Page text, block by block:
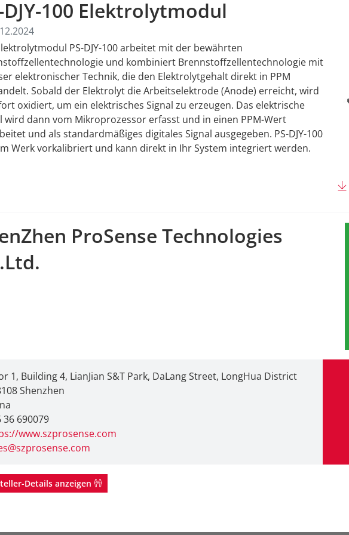
DJY-100 Elektrolytmodul
PS-DJY-100 arbeitet mit der bewährten
und kombiniert Brennstoffzellentechnologie mit
elektronischer Technik, die den Elektrolytgehalt direkt in PPM
Sobald der Elektrolyt die Arbeitselektrode (Anode) erreicht, wird
oxidiert, um ein elektrisches Signal zu erzeugen. Das elektrische
wird dann vom Mikroprozessor erfasst und in einen PPM-Wert
und als standardmäßiges digitales Signal ausgegeben. PS-DJY-100
Werk vorkalibriert und kann direkt in Ihr System integriert werden.
ProSense Technologies
1, Building 4, LianJian S&T Park, DaLang Street, LongHua District
Shenzhen
36 690079
www.szprosense.com
Details anzeigen